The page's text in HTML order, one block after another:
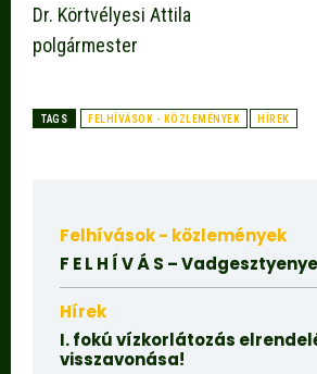
Dr. Körtvélyesi Attila
polgármester
TAGS FELHÍVÁSOK - KÖZLEMÉNYEK HÍREK
Felhívások - közlemények
F E L H Í V Á S –
Hírek
I. fokú vízkorlátozás
visszavonása!